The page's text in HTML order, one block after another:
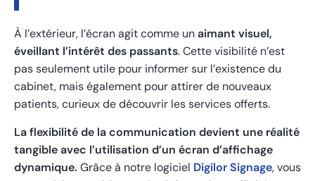
À l’extérieur, l’écran agit comme unaimant visuel,
éveillant l’intérêt des passants. Cette visibilité n’est
pas seulement utile pour informer sur l’existence du
cabinet, mais également pour attirer de nouveaux
patients, curieux de découvrir les services offerts.
La flexibilité de la communication devient une réalité
tangible avec l’utilisation d’un écran d’affichage
dynamique. Grâce à notre logiciel Digilor Signage, vous